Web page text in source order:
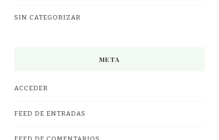
SIN CATEGORIZAR
META
ACCEDER
FEED DE ENTRADAS